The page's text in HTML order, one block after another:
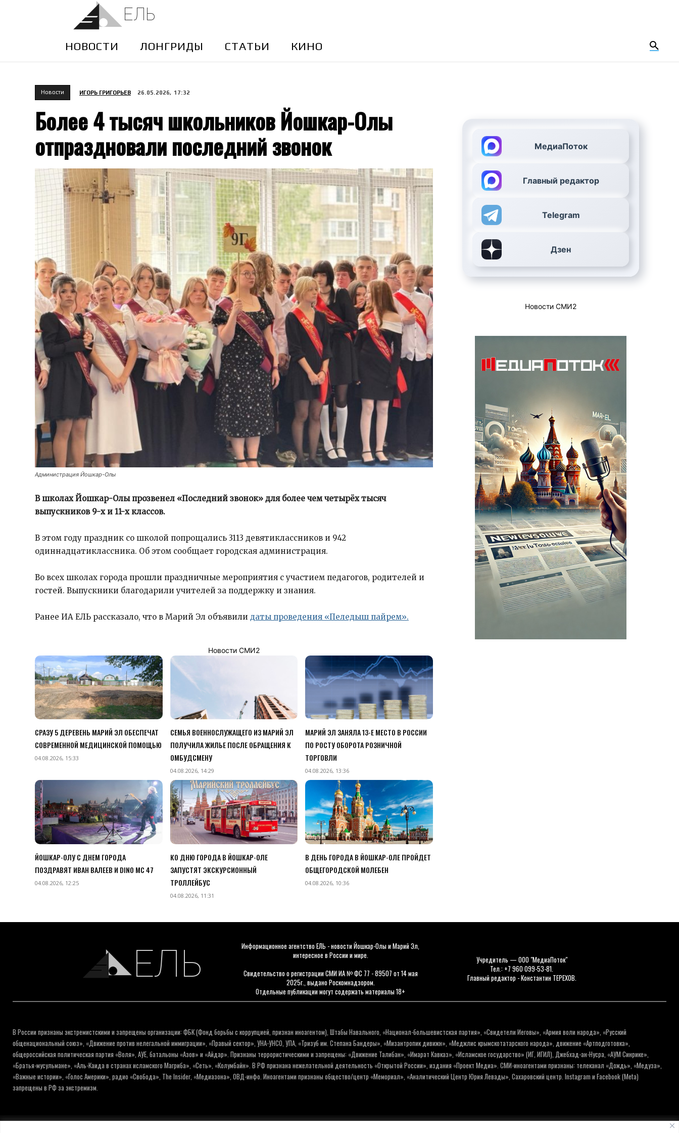
ЕЛЬ
НОВОСТИ ЛОНГРИДЫ CТАТЬИ КИНО
Новости ИГОРЬ ГРИГОРЬЕВ 26.05.2026, 17:32
Более 4 тысяч школьников Йошкар-Олы
отпраздновали последний звонок
Администрация Йошкар-Олы
В школах Йошкар-Олы прозвенел «Последний звонок» для более чем четырёх тысяч
выпускников 9-х и 11-х классов.
В этом году праздник со школой попрощались 3113 девятиклассников и 942
одиннадцатиклассника. Об этом сообщает городская администрация.
Во всех школах города прошли праздничные мероприятия с участием педагогов, родителей и
гостей. Выпускники благодарили учителей за поддержку и знания.
Ранее ИА ЕЛЬ рассказало, что в Марий Эл объявили даты проведения «Пеледыш пайрем».
Новости СМИ2
СРАЗУ 5 ДЕРЕВЕНЬ МАРИЙ ЭЛ ОБЕСПЕЧАТ
СОВРЕМЕННОЙ МЕДИЦИНСКОЙ ПОМОЩЬЮ
04.08.2026, 15:33
СЕМЬЯ ВОЕННОСЛУЖАЩЕГО ИЗ МАРИЙ ЭЛ
ПОЛУЧИЛА ЖИЛЬЕ ПОСЛЕ ОБРАЩЕНИЯ К
ОМБУДСМЕНУ
04.08.2026, 14:29
МАРИЙ ЭЛ ЗАНЯЛА 13-Е МЕСТО В РОССИИ
ПО РОСТУ ОБОРОТА РОЗНИЧНОЙ
ТОРГОВЛИ
04.08.2026, 13:36
ЙОШКАР-ОЛУ С ДНЕМ ГОРОДА
ПОЗДРАВЯТ ИВАН ВАЛЕЕВ И DINO MC 47
04.08.2026, 12:25
КО ДНЮ ГОРОДА В ЙОШКАР-ОЛЕ
ЗАПУСТЯТ ЭКСКУРСИОННЫЙ
ТРОЛЛЕЙБУС
04.08.2026, 11:31
В ДЕНЬ ГОРОДА В ЙОШКАР-ОЛЕ ПРОЙДЕТ
ОБЩЕГОРОДСКОЙ МОЛЕБЕН
04.08.2026, 10:36
МедиаПоток
Главный редактор
Telegram
Дзен
Новости СМИ2
ЕЛЬ
Информационное агентство ЕЛЬ - новости Йошкар-Олы и Марий Эл,
интересное в России и мире.
Свидетельство о регистрации СМИ ИА № ФС 77 - 89507 от 14 мая
2025г., выдано Роскомнадзором.
Отдельные публикации могут содержать материалы 18+
Учредитель — ООО "МедиаПоток"
Тел.: +7 960 099-53-81.
Главный редактор - Константин ТЕРЕХОВ.
В России признаны экстремистскими и запрещены организации: ФБК (Фонд борьбы с коррупцией, признан иноагентом), Штабы Навального, «Национал-большевистская партия», «Свидетели Иеговы», «Армия воли народа», «Русский
общенациональный союз», «Движение против нелегальной иммиграции», «Правый сектор», УНА-УНСО, УПА, «Тризуб им. Степана Бандеры», «Мизантропик дивижн», «Меджлис крымскотатарского народа», движение «Артподготовка»,
общероссийская политическая партия «Воля», АУЕ, батальоны «Азов» и «Айдар». Признаны террористическими и запрещены: «Движение Талибан», «Имарат Кавказ», «Исламское государство» (ИГ, ИГИЛ), Джебхад-ан-Нусра, «АУМ Синрике»,
«Братья-мусульмане», «Аль-Каида в странах исламского Магриба», «Сеть», «Колумбайн». В РФ признана нежелательной деятельность «Открытой России», издания «Проект Медиа». СМИ-иноагентами признаны: телеканал «Дождь», «Медуза»,
«Важные истории», «Голос Америки», радио «Свобода», The Insider, «Медиазона», ОВД-инфо. Иноагентами признаны общество/центр «Мемориал», «Аналитический Центр Юрия Левады», Сахаровский центр. Instagram и Facebook (Metа)
запрещены в РФ за экстремизм.